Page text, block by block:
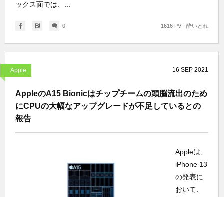
ックス面では、...
0 酔いどれ
1616 PV
Apple 16 SEP 2021
AppleのA15 Bionicはチップチームの頭脳流出のため
にCPUの大幅なアップグレードが不足しているとの
報告
Appleは、
iPhone 13
の発表に
おいて、